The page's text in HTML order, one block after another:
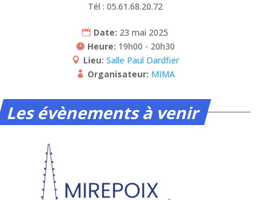
Tél : 05.61.68.20.72
Date: 23 mai 2025
Heure: 19h00 - 20h30
Lieu: Salle Paul Dardfier
Organisateur: MIMA
Les évènements à venir